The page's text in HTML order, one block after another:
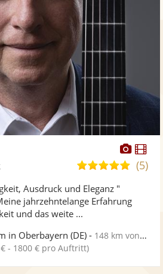
5,0
Sternen
(5)
Ausdruck und Eleganz "
jahrzehntelange Erfahrung
und das weite ...
in Oberbayern (DE) - 148 km von Konstanz
€ - 1800 € pro Auftritt)